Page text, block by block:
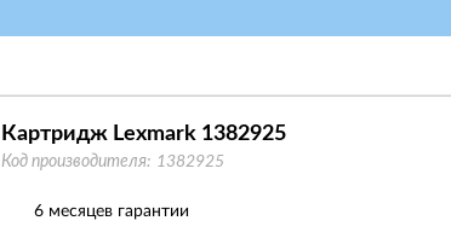
Картридж Lexmark 1382925
Код производителя: 1382925
6 месяцев гарантии